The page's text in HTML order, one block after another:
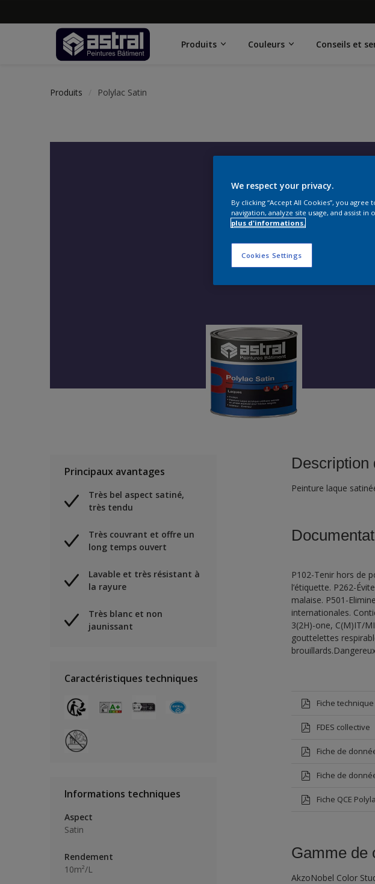
Produits Couleurs Conseils et
Produits Polylac Satin
Principaux avantages
Très bel aspect satiné,
très tendu
Très couvrant et offre un
long temps ouvert
Lavable et très résistant à
la rayure
Très blanc et non
jaunissant
Caractéristiques techniques
Informations techniques
Aspect
Satin
Rendement
10m²/L
Description
Peinture laque
P102-Tenir hors de
l’étiquette. P262-
malaise. P501-
internationales.
3(2H)-one, C(M)IT/
gouttelettes
Fiche
FDES collective
Fiche de
Fiche de
Fiche QCE
Gamme de
AkzoNobel Color
We respect your privacy.
By clicking “Accept All Cookies”, you
navigation, analyze site usage, and assist in
plus d'informations.
Cookies Settings